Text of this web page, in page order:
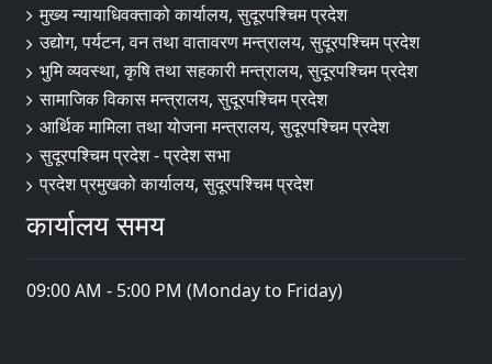
मुख्य न्यायाधिवक्ताको कार्यालय, सुदूरपश्चिम प्रदेश
उद्योग, पर्यटन, वन तथा वातावरण मन्त्रालय, सुदूरपश्चिम प्रदेश
भुमि व्यवस्था, कृषि तथा सहकारी मन्त्रालय, सुदूरपश्चिम प्रदेश
सामाजिक विकास मन्त्रालय, सुदूरपश्चिम प्रदेश
आर्थिक मामिला तथा योजना मन्त्रालय, सुदूरपश्चिम प्रदेश
सुदूरपश्चिम प्रदेश - प्रदेश सभा
प्रदेश प्रमुखको कार्यालय, सुदूरपश्चिम प्रदेश
कार्यालय समय
09:00 AM - 5:00 PM (Monday to Friday)